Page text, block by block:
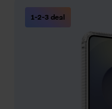
1-2-3 deal